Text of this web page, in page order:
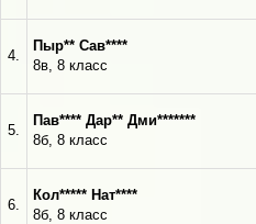
4.
Пыр** Сав****
8в, 8 класс
5.
Пав**** Дар** Дми*******
8б, 8 класс
6.
Кол***** Нат****
8б, 8 класс